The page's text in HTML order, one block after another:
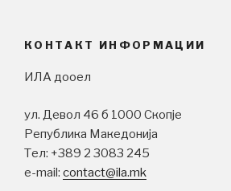
КОНТАКТ ИНФОРМАЦИИ
ИЛА дооел
ул. Девол 46 б 1000 Скопје
Република Македонија
Tел: +389 2 3083 245
e-mail: contact@ila.mk